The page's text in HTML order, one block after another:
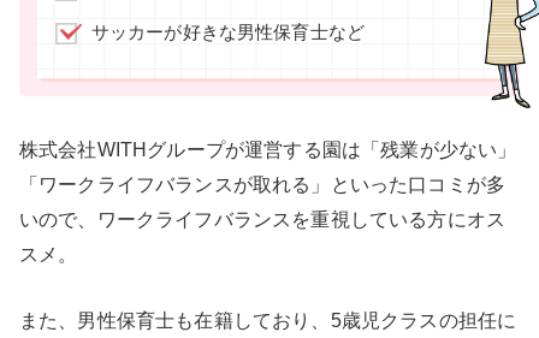
サッカーが好きな男性保育士など
株式会社WITHグループが運営する園は「残業が少ない」
「ワークライフバランスが取れる」といった口コミが多
いので、ワークライフバランスを重視している方にオス
スメ。
また、男性保育士も在籍しており、5歳児クラスの担任に